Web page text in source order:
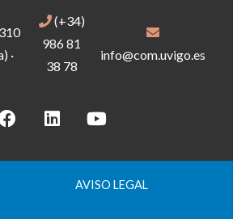
·
(+34)
986 81
38 78
info@com.uvigo.es
AVISO LEGAL